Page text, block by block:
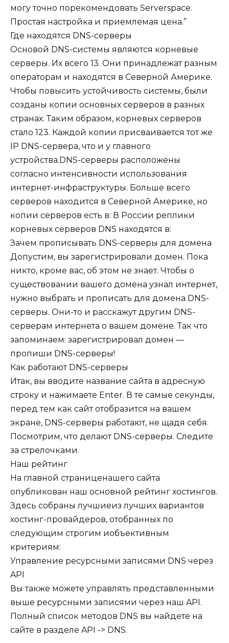
могу точно порекомендовать Serverspace.
Простая настройка и приемлемая цена.”
Где находятся DNS-серверы
Основой DNS-системы являются корневые
серверы. Их всего 13. Они принадлежат разным
операторам и находятся в Северной Америке.
Чтобы повысить устойчивость системы, были
созданы копии основных серверов в разных
странах. Таким образом, корневых серверов
стало 123. Каждой копии присваивается тот же
IP DNS-сервера, что и у главного
устройства.DNS-серверы расположены
согласно интенсивности использования
интернет-инфраструктуры. Больше всего
серверов находится в Северной Америке, но
копии серверов есть в: В России реплики
корневых серверов DNS находятся в:
Зачем прописывать DNS-серверы для домена
Допустим, вы зарегистрировали домен. Пока
никто, кроме вас, об этом не знает. Чтобы о
существовании вашего домена узнал интернет,
нужно выбрать и прописать для домена DNS-
серверы. Они-то и расскажут другим DNS-
серверам интернета о вашем домене. Так что
запоминаем: зарегистрировал домен —
пропиши DNS-серверы!
Как работают DNS-серверы
Итак, вы вводите название сайта в адресную
строку и нажимаете Enter. В те самые секунды,
перед тем как сайт отобразится на вашем
экране, DNS-серверы работают, не щадя себя.
Посмотрим, что делают DNS-серверы. Следите
за стрелочками.
Наш рейтинг
На главной страниценашего сайта
опубликован наш основной рейтинг хостингов.
Здесь собраны лучшиеиз лучших вариантов
хостинг-провайдеров, отобранных по
следующим строгим иобъективным
критериям:
Управление ресурсными записями DNS через
API
Вы также можете управлять представленными
выше ресурсными записями через наш API.
Полный список методов DNS вы найдете на
сайте в разделе API -> DNS.